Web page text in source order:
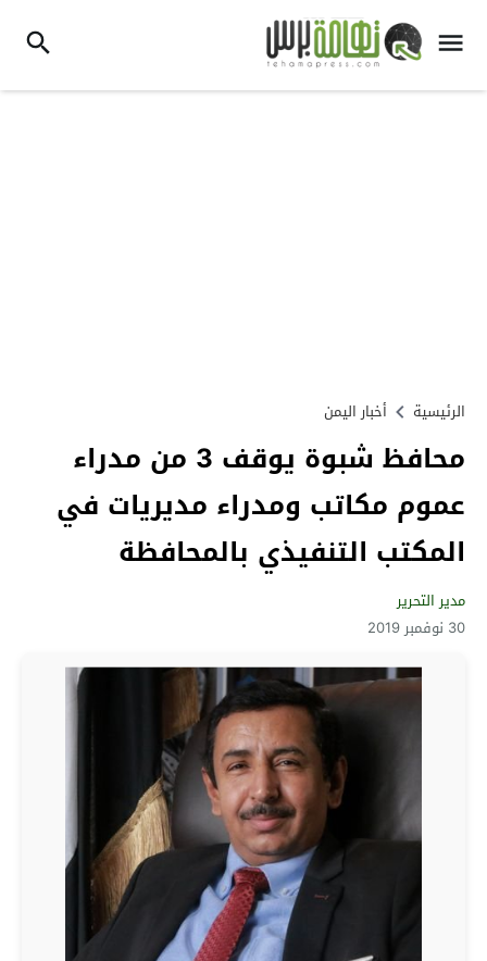
الرئيسية أخبار اليمن
محافظ شبوة يوقف 3 من مدراء
عموم مكاتب ومدراء مديريات في
المكتب التنفيذي بالمحافظة
مدير التحرير
30 نوفمبر 2019